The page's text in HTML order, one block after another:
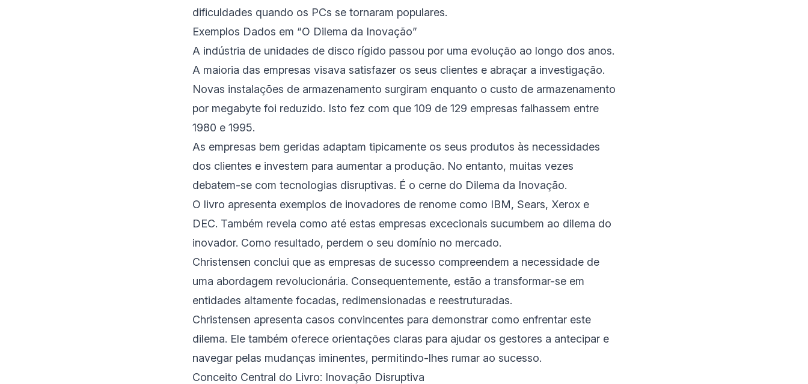
dificuldades quando os PCs se tornaram populares.
Exemplos Dados em “O Dilema da Inovação”
A indústria de unidades de disco rígido passou por uma evolução ao longo dos anos.
A maioria das empresas visava satisfazer os seus clientes e abraçar a investigação.
Novas instalações de armazenamento surgiram enquanto o custo de armazenamento
por megabyte foi reduzido. Isto fez com que 109 de 129 empresas falhassem entre
1980 e 1995.
As empresas bem geridas adaptam tipicamente os seus produtos às necessidades
dos clientes e investem para aumentar a produção. No entanto, muitas vezes
debatem-se com tecnologias disruptivas. É o cerne do Dilema da Inovação.
O livro apresenta exemplos de inovadores de renome como IBM, Sears, Xerox e
DEC. Também revela como até estas empresas excecionais sucumbem ao dilema do
inovador. Como resultado, perdem o seu domínio no mercado.
Christensen conclui que as empresas de sucesso compreendem a necessidade de
uma abordagem revolucionária. Consequentemente, estão a transformar-se em
entidades altamente focadas, redimensionadas e reestruturadas.
Christensen apresenta casos convincentes para demonstrar como enfrentar este
dilema. Ele também oferece orientações claras para ajudar os gestores a antecipar e
navegar pelas mudanças iminentes, permitindo-lhes rumar ao sucesso.
Conceito Central do Livro: Inovação Disruptiva